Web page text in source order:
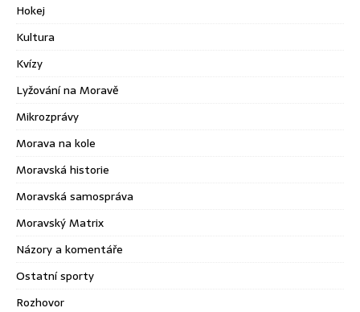
Hokej
Kultura
Kvízy
Lyžování na Moravě
Mikrozprávy
Morava na kole
Moravská historie
Moravská samospráva
Moravský Matrix
Názory a komentáře
Ostatní sporty
Rozhovor